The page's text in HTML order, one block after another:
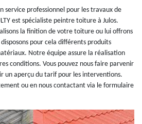
service professionnel pour les travaux de
est spécialiste peintre toiture à Julos.
la finition de votre toiture ou lui offrons
pour cela différents produits
Notre équipe assure la réalisation
conditions. Vous pouvez nous faire parvenir
un aperçu du tarif pour les interventions.
ou en nous contactant via le formulaire